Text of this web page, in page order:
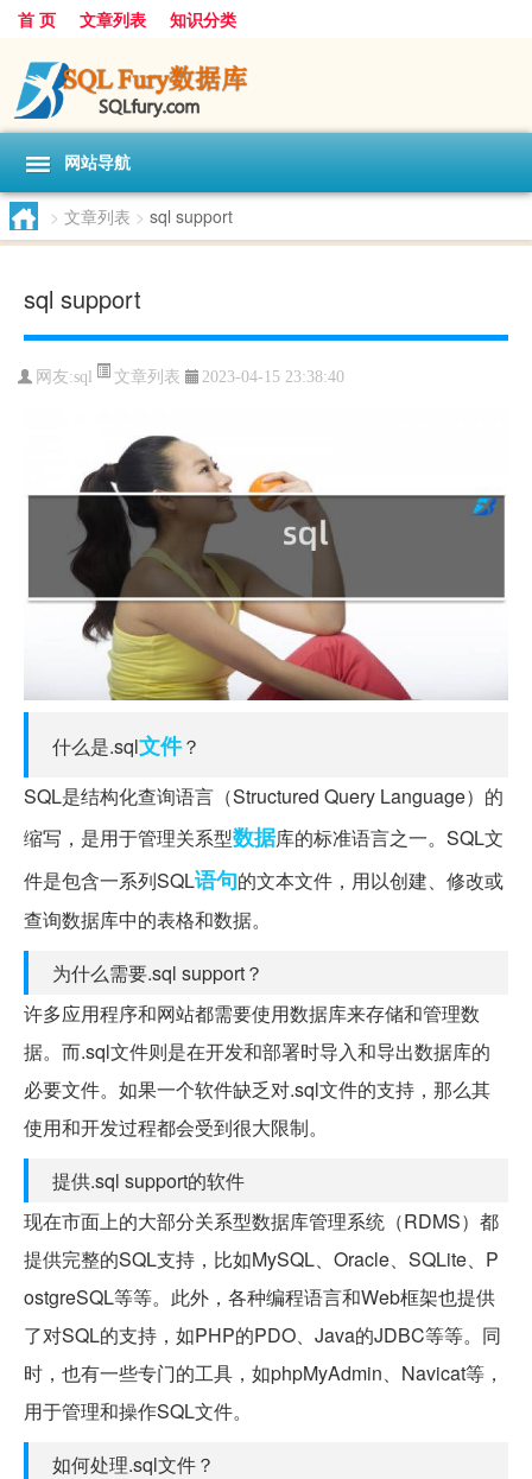
首 页 文章列表 知识分类
网站导航
> 文章列表 > sql support
sql support
网友:sql 文章列表 2023-04-15 23:38:40
什么是.sql文件？
SQL是结构化查询语言（Structured Query Language）的
缩写，是用于管理关系型数据库的标准语言之一。SQL文
件是包含一系列SQL语句的文本文件，用以创建、修改或
查询数据库中的表格和数据。
为什么需要.sql support？
许多应用程序和网站都需要使用数据库来存储和管理数
据。而.sql文件则是在开发和部署时导入和导出数据库的
必要文件。如果一个软件缺乏对.sql文件的支持，那么其
使用和开发过程都会受到很大限制。
提供.sql support的软件
现在市面上的大部分关系型数据库管理系统（RDMS）都
提供完整的SQL支持，比如MySQL、Oracle、SQLite、P
ostgreSQL等等。此外，各种编程语言和Web框架也提供
了对SQL的支持，如PHP的PDO、Java的JDBC等等。同
时，也有一些专门的工具，如phpMyAdmin、Navicat等，
用于管理和操作SQL文件。
如何处理.sql文件？